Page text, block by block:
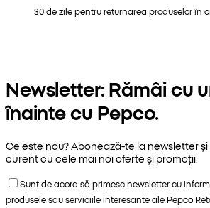
30 de zile pentru returnarea produselor în
Newsletter: Rămâi cu
înainte cu Pepco.
Ce este nou? Abonează-te la newsletter
curent cu cele mai noi oferte și promoții.
Sunt de acord să primesc newsletter cu
produsele sau serviciile interesante ale Pepco